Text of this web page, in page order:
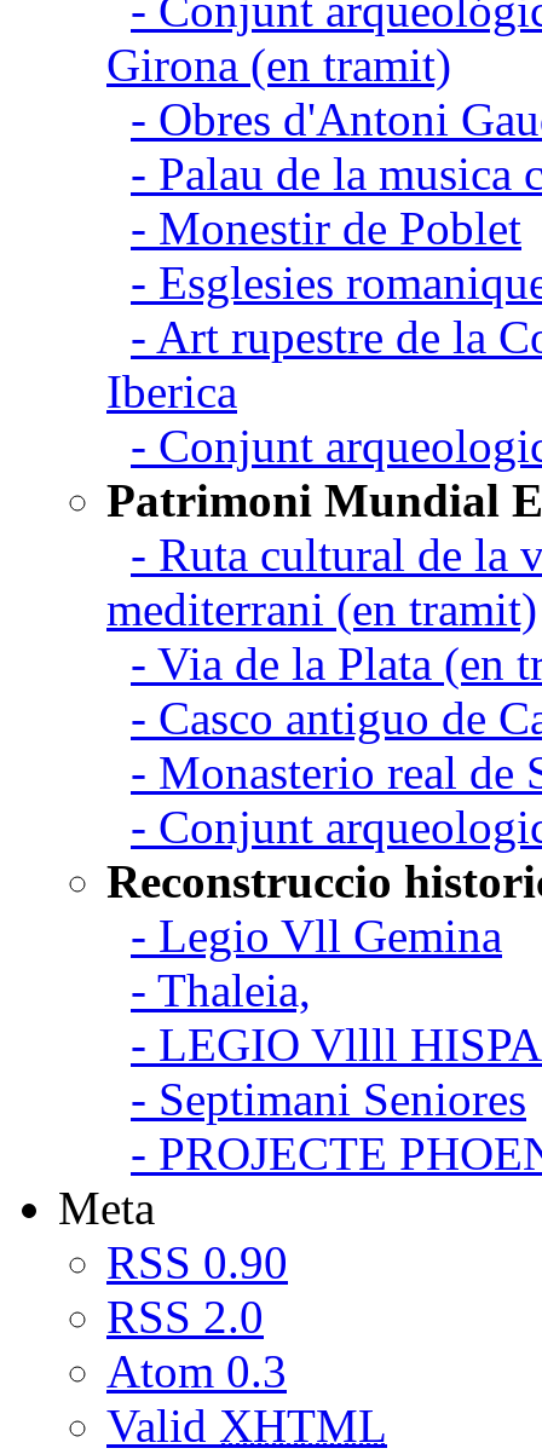
- Conjunt
Girona (en tramit)
- Obres d'Antoni
- Palau de la musica
- Monestir de Poblet
- Esglesies
- Art rupestre de la
Iberica
- Conjunt
Patrimoni Mundial
- Ruta cultural de la
mediterrani (en tramit)
- Via de la Plata (en
- Casco antiguo de
- Monasterio real de
- Conjunt
Reconstruccio
- Legio Vll Gemina
- Thaleia,
- LEGIO Vllll
- Septimani Seniores
- PROJECTE
Meta
RSS 0.90
RSS 2.0
Atom 0.3
Valid XHTML